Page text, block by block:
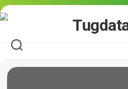
Skip
to